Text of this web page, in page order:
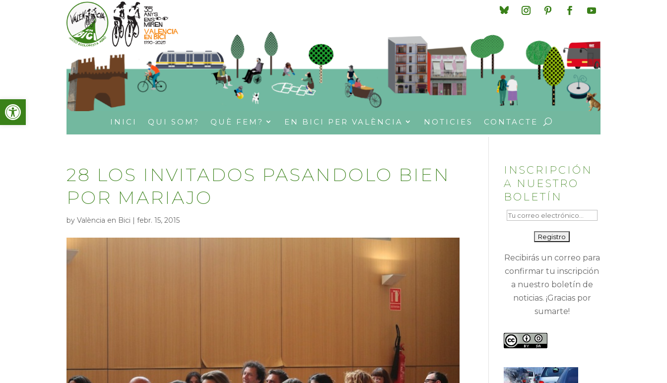
Obre la barra d'eines
INICI QUI SOM? QUÈ FEM? EN BICI PER VALÈNCIA NOTICIES CONTACTE
28 LOS INVITADOS PASANDOLO BIEN
POR MARIAJO
byValència en Bici |febr. 15, 2015
INSCRIPCIÓN
A NUESTRO
BOLETÍN
Recibirás un correo para
confirmar tu inscripción
a nuestro boletín de
noticias. ¡Gracias por
sumarte!